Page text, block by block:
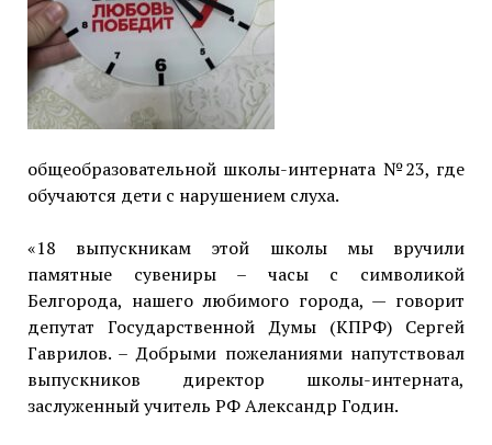
общеобразовательной школы-интерната №23, где
обучаются дети с нарушением слуха.
«18 выпускникам этой школы мы вручили
памятные сувениры – часы с символикой
Белгорода, нашего любимого города, — говорит
депутат Государственной Думы (КПРФ) Сергей
Гаврилов. – Добрыми пожеланиями напутствовал
выпускников директор школы-интерната,
заслуженный учитель РФ Александр Годин.